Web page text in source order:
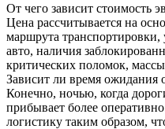
От чего зависит стоимость
Цена рассчитывается на
маршрута транспортировки,
авто, наличия
критических поломок,
Зависит ли время ожидания
Конечно, ночью, когда
прибывает более
логистику таким образом,